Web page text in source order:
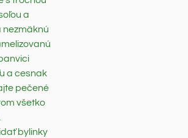
a
nezmäknú
a cesnak
pečené
všetko
bylinky